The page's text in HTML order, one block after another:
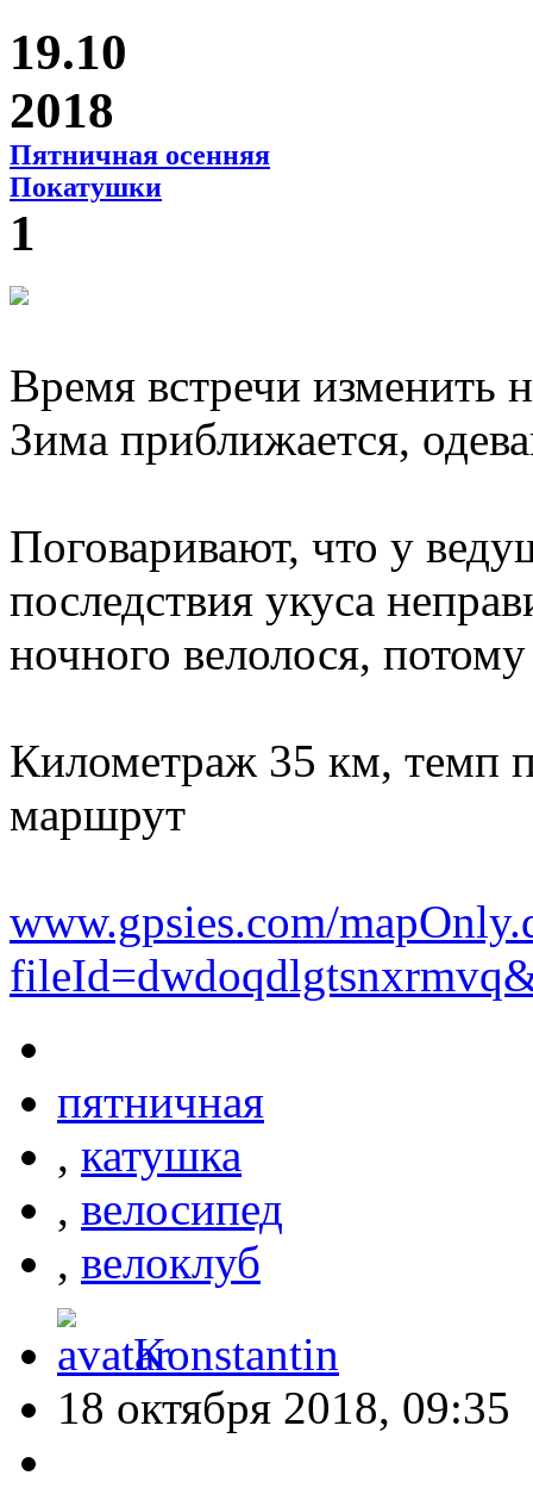
19.10
2018
Пятничная осенняя
Покатушки
1
Время встречи изменить
Зима приближается,
Поговаривают, что у
последствия укуса
ночного велолося, потому
Километраж 35 км, темп
маршрут
www.gpsies.com/
пятничная
, катушка
, велосипед
, велоклуб
Konstantin
18 октября 2018, 09:35